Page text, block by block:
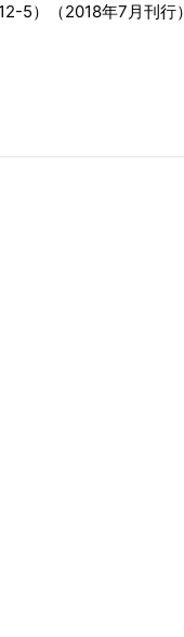
5）（2018年7月刊行）